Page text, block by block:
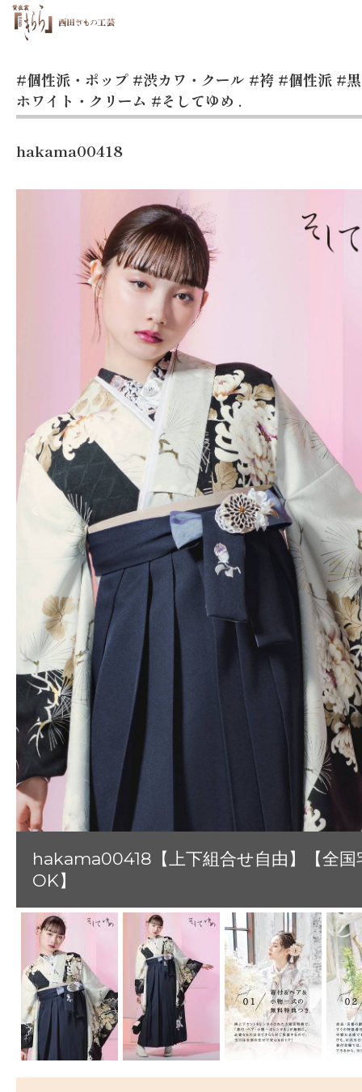
#個性派・ポップ #渋カワ・クール #袴 #個性派 #
ホワイト・クリーム #そしてゆめ .
hakama00418
hakama00418【上下組合せ自由】【全国
OK】